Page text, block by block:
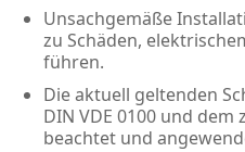
Unsachgemäße
zu Schäden,
führen.
Die aktuell geltenden
DIN VDE 0100 und
beachtet und